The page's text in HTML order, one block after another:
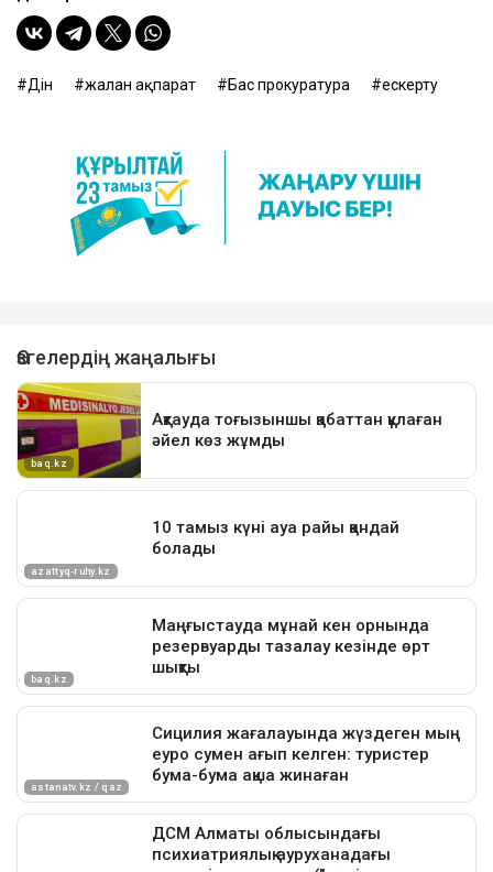
Дін жалған ақпарат Бас прокуратура ескерту